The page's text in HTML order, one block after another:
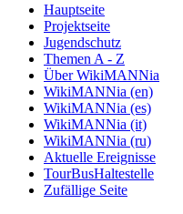
Hauptseite
Projektseite
Jugendschutz
Themen A - Z
Über WikiMANNia
WikiMANNia (en)
WikiMANNia (es)
WikiMANNia (it)
WikiMANNia (ru)
Aktuelle Ereignisse
TourBusHaltestelle
Zufällige Seite